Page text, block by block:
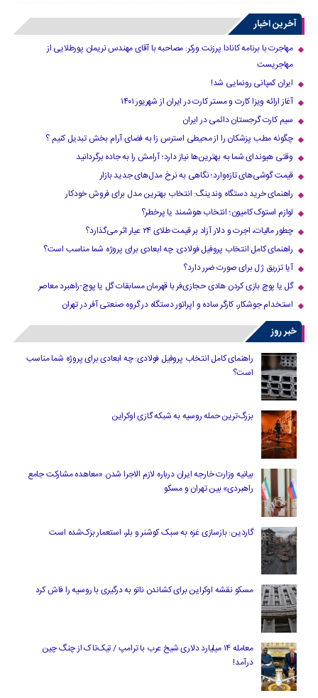
آخرین اخبار
مهاجرت با برنامه کانادا پرزنت ورکر: مصاحبه با آقای مهندس نریمان پورطلایی از
مهاجریست
ایران کمپانی رونمایی شد!
آغاز ارائه ویزا کارت و مستر کارت در ایران از شهریور ۱۴۰۱
سیم کارت گرجستان دائمی در ایران
چگونه مطب پزشکان را از محیطی استرس زا به فضای آرام بخش تبدیل کنیم ؟
وقتی هیوندای شما به بهترین‌ها نیاز دارد؛ آرامش را به جاده برگردانید
قیمت گوشی‌های تازه‌وارد؛ نگاهی به نرخ مدل‌های جدید بازار
راهنمای خرید دستگاه وندینگ: انتخاب بهترین مدل برای فروش خودکار
لوازم استوک کامیون؛ انتخاب هوشمند یا پرخطر؟
چطور مالیات، اجرت و دلار آزاد بر قیمت طلای ۲۴ عیار اثر می‌گذارد؟
راهنمای کامل انتخاب پروفیل فولادی: چه ابعادی برای پروژه شما مناسب است؟
آیا تزریق ژل برای صورت ضرر دارد​؟
گل یا پوچ بازی کردن هادی حجازی‌فر با قهرمان مسابقات گل یا پوچ-راهبرد معاصر
استخدام جوشکار، کارگر ساده و اپراتور دستگاه در گروه صنعتی آفر در تهران
خبر روز
راهنمای کامل انتخاب پروفیل فولادی: چه ابعادی برای پروژه شما مناسب
است؟
بزرگ‌ترین حمله روسیه به شبکه گازی اوکراین
بیانیه وزارت خارجه ایران درباره لازم‌ الاجرا شدن «معاهده مشارکت جامع
راهبردی» بین تهران و مسکو
گاردین: بازسازی غزه به سبک کوشنر و بلر، استعمار بزک‌شده است
مسکو نقشه اوکراین برای کشاندن ناتو به درگیری با روسیه را فاش کرد
معامله ۱۴ میلیارد دلاری شیخ عرب با ترامپ / تیک‌تاک از چنگ چین
درآمد!